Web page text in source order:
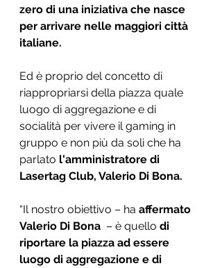
zero di una iniziativa che nasce
per arrivare nelle maggiori città
italiane.
Ed è proprio del concetto di
riappropriarsi della piazza quale
luogo di aggregazione e di
socialità per vivere il gaming in
gruppo e non più da soli che ha
parlato l'amministratore di
Lasertag Club, Valerio Di Bona.
“Il nostro obiettivo – ha affermato
Valerio Di Bona – è quello di
riportare la piazza ad essere
luogo di aggregazione e di